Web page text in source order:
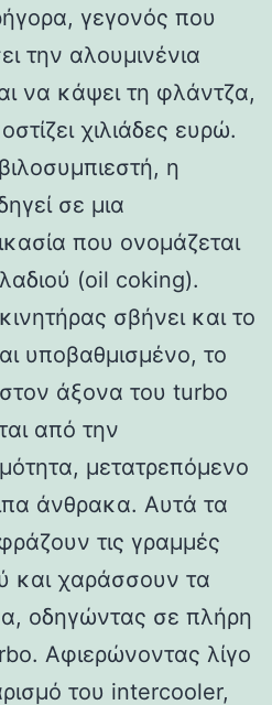
γεγονός που
την αλουμινένια
να κάψει τη φλάντζα,
χιλιάδες ευρώ.
η
σε μια
που ονομάζεται
(oil coking).
σβήνει και το
υποβαθμισμένο, το
άξονα του turbo
από την
μετατρεπόμενο
άνθρακα. Αυτά τα
τις γραμμές
και χαράσσουν τα
οδηγώντας σε πλήρη
Αφιερώνοντας λίγο
του intercooler,